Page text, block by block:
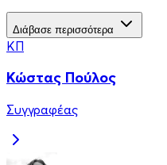
Διάβασε περισσότερα
ΚΠ
Κώστας Πούλος
Συγγραφέας